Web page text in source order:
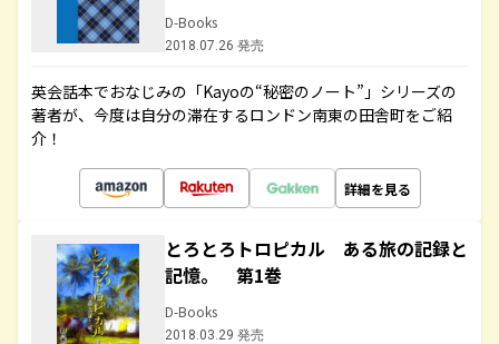
D-Books
2018.07.26 発売
英会話本でおなじみの「Kayoの“秘密のノート”」シリーズの
著者が、今度は自分の滞在するロンドン南東の田舎町をご紹
介！
詳細を見る
とろとろトロピカル ある旅の記録と
記憶。 第1巻
D-Books
2018.03.29 発売